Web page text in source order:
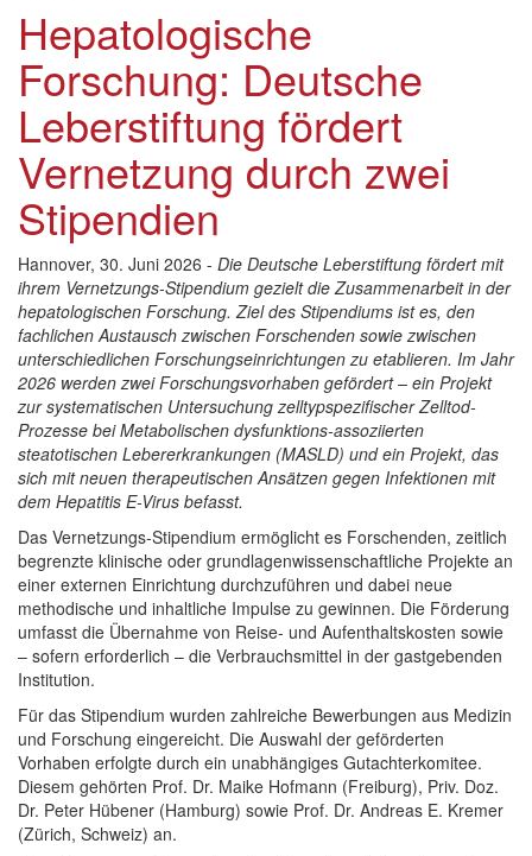
Hepatologische
Forschung: Deutsche
Leberstiftung fördert
Vernetzung durch zwei
Stipendien
Hannover, 30. Juni 2026 - Die Deutsche Leberstiftung fördert mit
ihrem Vernetzungs-Stipendium gezielt die Zusammenarbeit in der
hepatologischen Forschung. Ziel des Stipendiums ist es, den
fachlichen Austausch zwischen Forschenden sowie zwischen
unterschiedlichen Forschungseinrichtungen zu etablieren. Im Jahr
2026 werden zwei Forschungsvorhaben gefördert – ein Projekt
zur systematischen Untersuchung zelltypspezifischer Zelltod-
Prozesse bei Metabolischen dysfunktions-assoziierten
steatotischen Lebererkrankungen (MASLD) und ein Projekt, das
sich mit neuen therapeutischen Ansätzen gegen Infektionen mit
dem Hepatitis E-Virus befasst.
Das Vernetzungs-Stipendium ermöglicht es Forschenden, zeitlich
begrenzte klinische oder grundlagenwissenschaftliche Projekte an
einer externen Einrichtung durchzuführen und dabei neue
methodische und inhaltliche Impulse zu gewinnen. Die Förderung
umfasst die Übernahme von Reise- und Aufenthaltskosten sowie
– sofern erforderlich – die Verbrauchsmittel in der gastgebenden
Institution.
Für das Stipendium wurden zahlreiche Bewerbungen aus Medizin
und Forschung eingereicht. Die Auswahl der geförderten
Vorhaben erfolgte durch ein unabhängiges Gutachterkomitee.
Diesem gehörten Prof. Dr. Maike Hofmann (Freiburg), Priv. Doz.
Dr. Peter Hübener (Hamburg) sowie Prof. Dr. Andreas E. Kremer
(Zürich, Schweiz) an.